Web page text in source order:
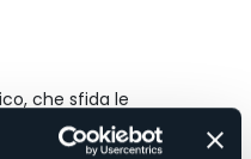
che sfida le
tra i contrasti e le
istantanee di